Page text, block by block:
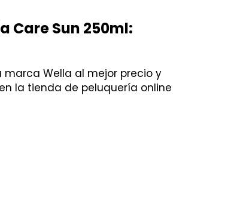
Care Sun 250ml:
Wella al mejor precio y
la tienda de peluquería online